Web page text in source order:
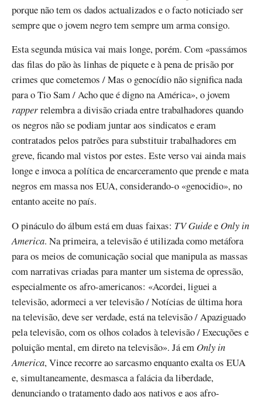
porque não tem os dados actualizados e o facto noticiado ser
sempre que o jovem negro tem sempre um arma consigo.
Esta segunda música vai mais longe, porém. Com «passámos
das filas do pão às linhas de piquete e à pena de prisão por
crimes que cometemos / Mas o genocídio não significa nada
para o Tio Sam / Acho que é digno na América», o jovem
rapperrelembra a divisão criada entre trabalhadores quando
os negros não se podiam juntar aos sindicatos e eram
contratados pelos patrões para substituir trabalhadores em
greve, ficando mal vistos por estes. Este verso vai ainda mais
longe e invoca a política de encarceramento que prende e mata
negros em massa nos EUA, considerando-o «genocidio», no
entanto aceite no país.
O pináculo do álbum está em duas faixas: TV Guidee Only in
America. Na primeira, a televisão é utilizada como metáfora
para os meios de comunicação social que manipula as massas
com narrativas criadas para manter um sistema de opressão,
especialmente os afro-americanos: «Acordei, liguei a
televisão, adormeci a ver televisão / Notícias de última hora
na televisão, deve ser verdade, está na televisão / Apaziguado
pela televisão, com os olhos colados à televisão / Execuções e
poluição mental, em direto na televisão». Já em Only in
America, Vince recorre ao sarcasmo enquanto exalta os EUA
e, simultaneamente, desmasca a falácia da liberdade,
denunciando o tratamento dado aos nativos e aos afro-